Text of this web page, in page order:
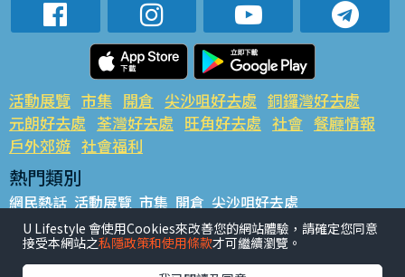
活動展覽 市集 開倉 尖沙咀好去處 銅鑼灣好去處
元朗好去處 荃灣好去處 旺角好去處 社會 餐廳情報
戶外郊遊 社會福利
熱門類別
網民熱話 活動展覽 市集 開倉 尖沙咀好去處
銅鑼灣好去處 元朗好去處 荃灣好去處 旺角好去處 社會
餐廳情報 戶外郊遊
U Lifestyle 會使用Cookies來改善您的網站體驗，請確定您同意
接受本網站之私隱政策和使用條款才可繼續瀏覽。